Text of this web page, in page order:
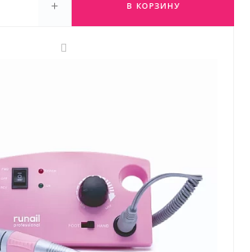
+ В КОРЗИНУ